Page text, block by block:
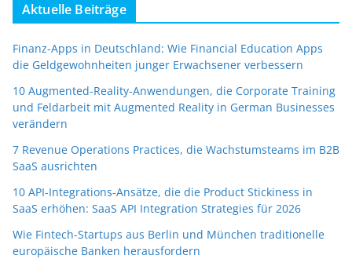
Aktuelle Beiträge
Finanz-Apps in Deutschland: Wie Financial Education Apps
die Geldgewohnheiten junger Erwachsener verbessern
10 Augmented-Reality-Anwendungen, die Corporate Training
und Feldarbeit mit Augmented Reality in German Businesses
verändern
7 Revenue Operations Practices, die Wachstumsteams im B2B
SaaS ausrichten
10 API-Integrations-Ansätze, die die Product Stickiness in
SaaS erhöhen: SaaS API Integration Strategies für 2026
Wie Fintech-Startups aus Berlin und München traditionelle
europäische Banken herausfordern